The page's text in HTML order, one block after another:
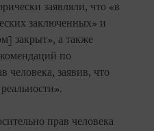
заявляли, что «в
заключенных» и
закрыт», а также
по
заявив, что
прав человека